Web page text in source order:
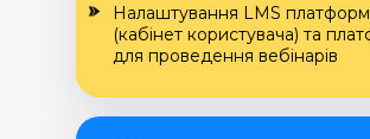
Налаштування LMS
(кабінет користувача) та
для проведення вебінарів